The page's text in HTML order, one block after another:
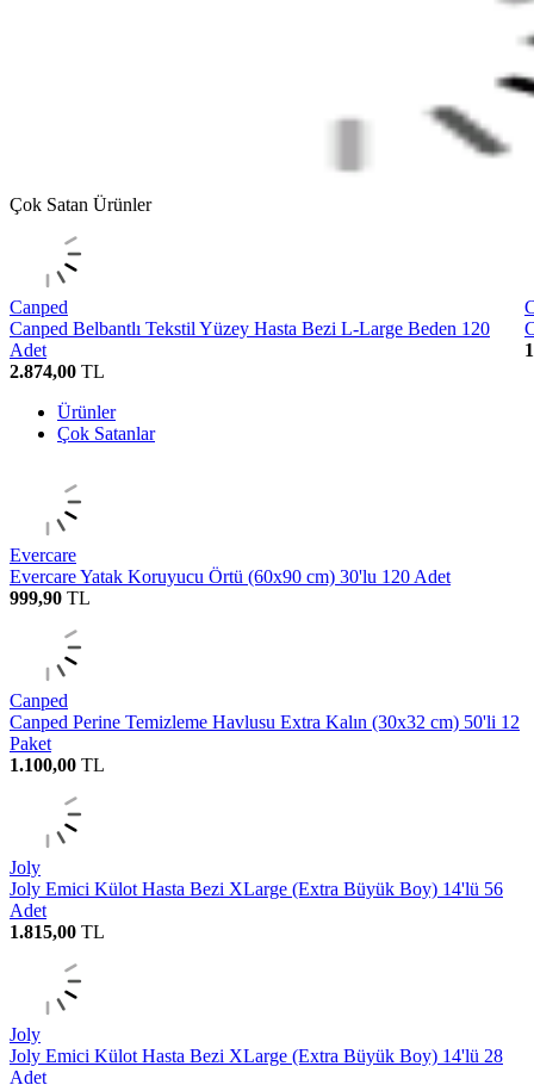
Çok Satan Ürünler
Canped
Canped Belbantlı Tekstil Yüzey Hasta Bezi L-Large Beden 120
Adet
2.874,00 TL
Ürünler
Çok Satanlar
Evercare
Evercare Yatak Koruyucu Örtü (60x90 cm) 30'lu 120 Adet
999,90 TL
Canped
Canped Perine Temizleme Havlusu Extra Kalın (30x32 cm) 50'li 12
Paket
1.100,00 TL
Joly
Joly Emici Külot Hasta Bezi XLarge (Extra Büyük Boy) 14'lü 56
Adet
1.815,00 TL
Joly
Joly Emici Külot Hasta Bezi XLarge (Extra Büyük Boy) 14'lü 28
Adet